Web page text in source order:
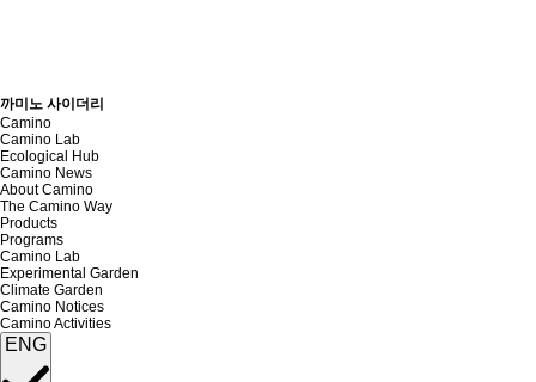
까미노 사이더리
Camino
Camino Lab
Ecological Hub
Camino News
About Camino
The Camino Way
Products
Programs
Camino Lab
Experimental Garden
Climate Garden
Camino Notices
Camino Activities
ENG